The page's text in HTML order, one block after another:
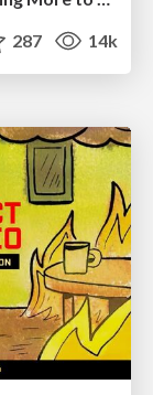
287 14k